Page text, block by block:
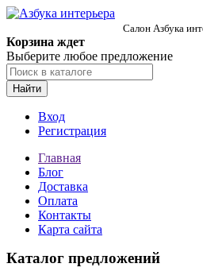
Салон Азбука
Корзина ждет
Выберите любое предложение
Найти
Вход
Регистрация
Главная
Блог
Доставка
Оплата
Контакты
Карта сайта
Каталог предложений